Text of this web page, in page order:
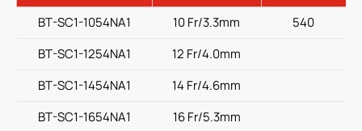
BT-SC1-1054NA1 10 Fr/3.3mm
540
BT-SC1-1254NA1
12 Fr/4.0mm
BT-SC1-1454NA1
14 Fr/4.6mm
BT-SC1-1654NA1
16 Fr/5.3mm
繁體中文 English 简体中文